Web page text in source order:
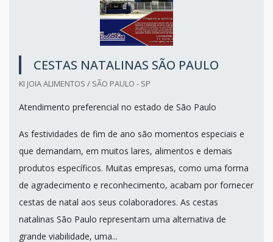
CESTAS NATALINAS SÃO PAULO
KI JOIA ALIMENTOS / SÃO PAULO - SP
Atendimento preferencial no estado de São Paulo
As festividades de fim de ano são momentos especiais e
que demandam, em muitos lares, alimentos e demais
produtos específicos. Muitas empresas, como uma forma
de agradecimento e reconhecimento, acabam por fornecer
cestas de natal aos seus colaboradores. As cestas
natalinas São Paulo representam uma alternativa de
grande viabilidade, uma...